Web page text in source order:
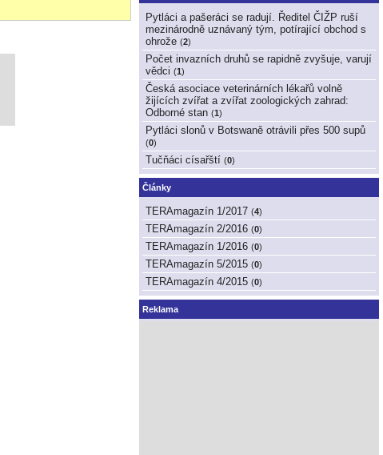
Pytláci a pašeráci se radují. Ředitel ČIŽP ruší
mezinárodně uznávaný tým, potírající obchod s
ohrože (2)
Počet invazních druhů se rapidně zvyšuje, varují
vědci (1)
Česká asociace veterinárních lékařů volně
žijících zvířat a zvířat zoologických zahrad:
Odborné stan (1)
Pytláci slonů v Botswaně otrávili přes 500 supů
(0)
Tučňáci císařští (0)
Články
TERAmagazín 1/2017 (4)
TERAmagazín 2/2016 (0)
TERAmagazín 1/2016 (0)
TERAmagazín 5/2015 (0)
TERAmagazín 4/2015 (0)
Reklama